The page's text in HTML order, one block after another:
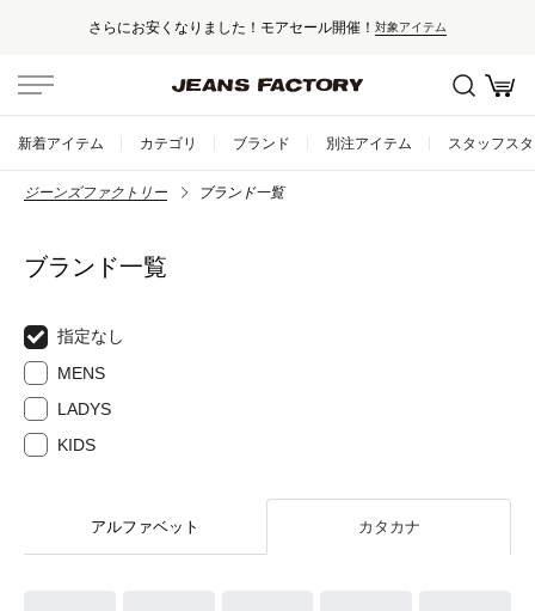
さらにお安くなりました！モアセール開催！ 対象アイテム
新着アイテム カテゴリ ブランド 別注アイテム スタッフス
ジーンズファクトリー ブランド一覧
ブランド一覧
指定なし
MENS
LADYS
KIDS
アルファベット カタカナ